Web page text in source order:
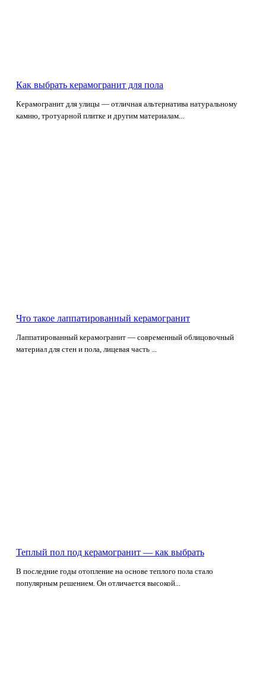
Как выбрать керамогранит для пола
Керамогранит для улицы — отличная альтернатива натуральному
камню, тротуарной плитке и другим материалам...
Что такое лаппатированный керамогранит
Лаппатированный керамогранит — современный облицовочный
материал для стен и пола, лицевая часть ...
Теплый пол под керамогранит — как выбрать
В последние годы отопление на основе теплого пола стало
популярным решением. Он отличается высокой...